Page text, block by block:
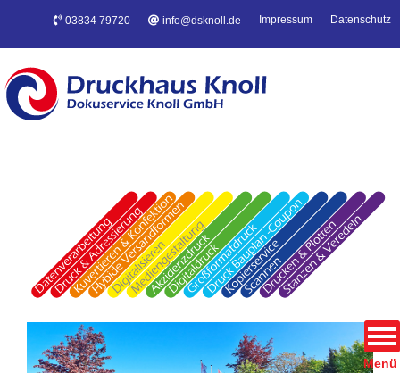
03834 79720 info@dsknoll.de Impressum Datenschutz
Menü